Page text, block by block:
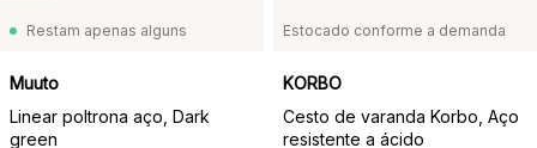
Restam apenas alguns
Muuto
Linear poltrona aço, Dark
green
Estocado conforme a demanda
KORBO
Cesto de varanda Korbo, Aço
resistente a ácido